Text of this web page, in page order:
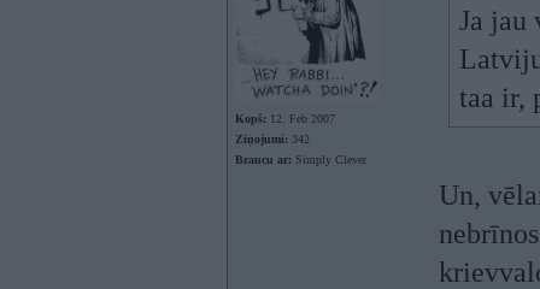
Kopš: 12. Feb 2007
Ziņojumi: 342
Braucu ar: Simply Clever
Ja jau
taa ir,
Un,